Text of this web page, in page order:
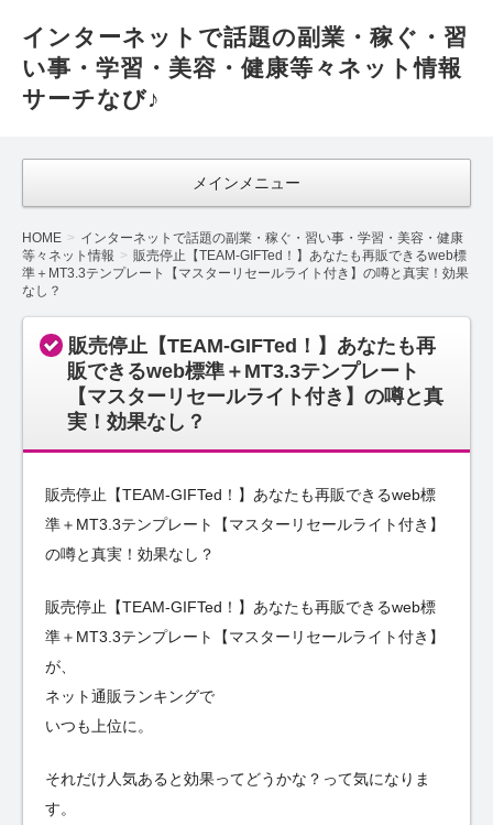
インターネットで話題の副業・稼ぐ・習
い事・学習・美容・健康等々ネット情報
サーチなび♪
メインメニュー
HOME
インターネットで話題の副業・稼ぐ・習い事・学習・美容・健康
等々ネット情報
販売停止【TEAM-GIFTed！】あなたも再販できるweb標
準＋MT3.3テンプレート【マスターリセールライト付き】の噂と真実！効果
なし？
販売停止【TEAM-GIFTed！】あなたも再
販できるweb標準＋MT3.3テンプレート
【マスターリセールライト付き】の噂と真
実！効果なし？
販売停止【TEAM-GIFTed！】あなたも再販できるweb標
準＋MT3.3テンプレート【マスターリセールライト付き】
の噂と真実！効果なし？
販売停止【TEAM-GIFTed！】あなたも再販できるweb標
準＋MT3.3テンプレート【マスターリセールライト付き】
が、
ネット通販ランキングで
いつも上位に。
それだけ人気あると効果ってどうかな？って気になりま
す。